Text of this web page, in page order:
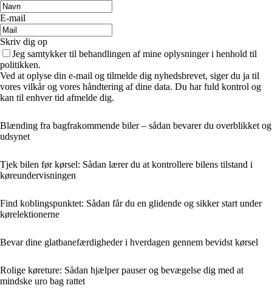
E-mail
Skriv dig op
Jeg samtykker til behandlingen af mine oplysninger i henhold til
politikken.
Ved at oplyse din e-mail og tilmelde dig nyhedsbrevet, siger du ja til
vores vilkår og vores håndtering af dine data. Du har fuld kontrol og
kan til enhver tid afmelde dig.
Blænding fra bagfrakommende biler – sådan bevarer du overblikket og
udsynet
Tjek bilen før kørsel: Sådan lærer du at kontrollere bilens tilstand i
køreundervisningen
Find koblingspunktet: Sådan får du en glidende og sikker start under
kørelektionerne
Bevar dine glatbanefærdigheder i hverdagen gennem bevidst kørsel
Rolige køreture: Sådan hjælper pauser og bevægelse dig med at
mindske uro bag rattet